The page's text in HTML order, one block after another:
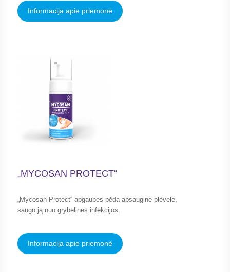
Informacija apie priemonė
„MYCOSAN PROTECT“
„Mycosan Protect“ apgaubęs pėdą apsaugine plėvele,
saugo ją nuo grybelinės infekcijos.
Informacija apie priemonė